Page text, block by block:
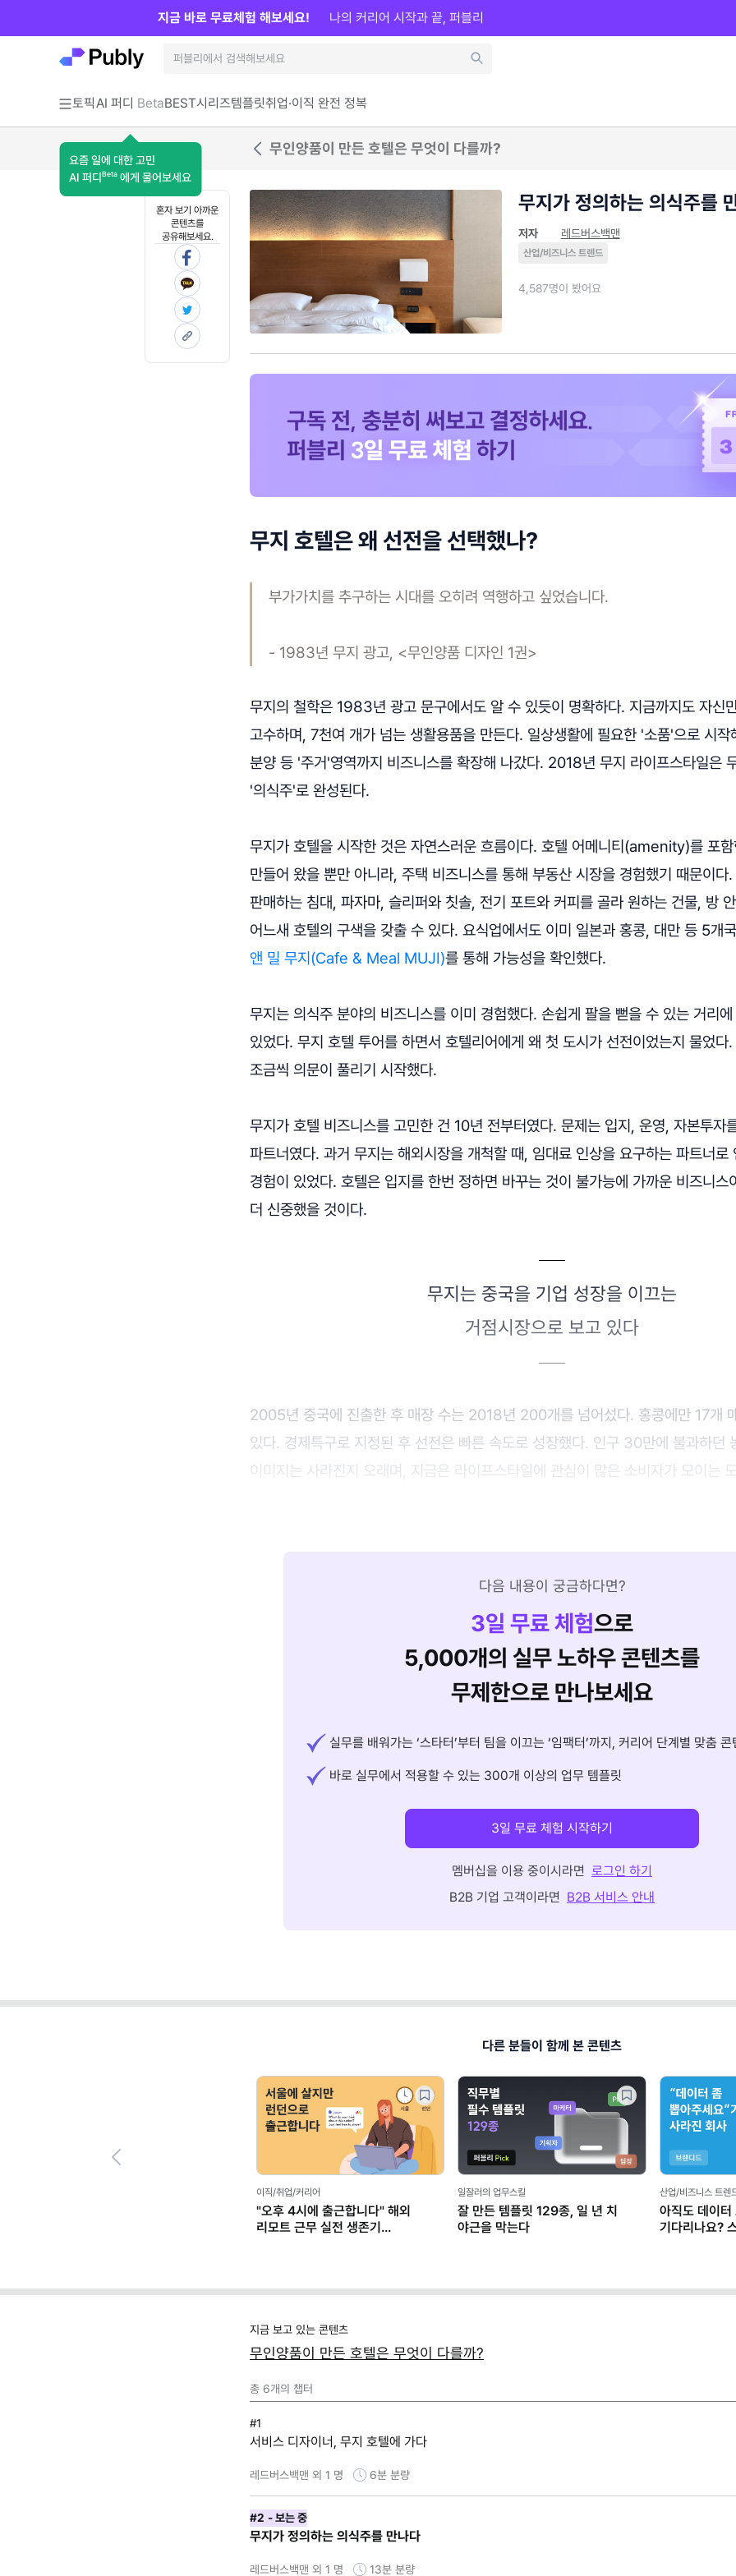
토픽AI 퍼디 Beta
요즘 일에 대한 고민
AI 퍼디 Beta 에게 물어보세요
BEST시리즈템플릿취업·이직 완전 정복
지금 바로 무료체험 해보세요! 나의 커리어 시작과 끝, 퍼블리
무인양품이 만든 호텔은 무엇이 다를까?
혼자 보기 아까운
콘텐츠를
공유해보세요.
무지가 정의하는 의식주를
저자 레드버스백맨
산업/비즈니스 트렌드
4,587명이 봤어요
무지 호텔은 왜 선전을 선택했나?
부가가치를 추구하는 시대를 오히려 역행하고 싶었습니다.
- 1983년 무지 광고, <무인양품 디자인 1권>
무지의 철학은 1983년 광고 문구에서도 알 수 있듯이 명확하다. 지금까지도 자신
고수하며, 7천여 개가 넘는 생활용품을 만든다. 일상생활에 필요한 '소품'으로 시작
분양 등 '주거'영역까지 비즈니스를 확장해 나갔다. 2018년 무지 라이프스타일은
'의식주'로 완성된다.
무지가 호텔을 시작한 것은 자연스러운 흐름이다. 호텔 어메니티(amenity)를 포
만들어 왔을 뿐만 아니라, 주택 비즈니스를 통해 부동산 시장을 경험했기 때문이다.
판매하는 침대, 파자마, 슬리퍼와 칫솔, 전기 포트와 커피를 골라 원하는 건물, 방
어느새 호텔의 구색을 갖출 수 있다. 요식업에서도 이미 일본과 홍콩, 대만 등 5개
앤 밀 무지(Cafe & Meal MUJI)를 통해 가능성을 확인했다.
무지는 의식주 분야의 비즈니스를 이미 경험했다. 손쉽게 팔을 뻗을 수 있는 거리
있었다. 무지 호텔 투어를 하면서 호텔리어에게 왜 첫 도시가 선전이었는지 물었다
조금씩 의문이 풀리기 시작했다.
무지가 호텔 비즈니스를 고민한 건 10년 전부터였다. 문제는 입지, 운영, 자본투자
파트너였다. 과거 무지는 해외시장을 개척할 때, 임대료 인상을 요구하는 파트너로
경험이 있었다. 호텔은 입지를 한번 정하면 바꾸는 것이 불가능에 가까운 비즈니스
더 신중했을 것이다.
무지는 중국을 기업 성장을 이끄는
거점시장으로 보고 있다
2005년 중국에 진출한 후 매장 수는 2018년 200개를 넘어섰다. 홍콩에만 17개
있다. 경제특구로 지정된 후 선전은 빠른 속도로 성장했다. 인구 30만에 불과하던
이미지는 사라진지 오래며, 지금은 라이프스타일에 관심이 많은 소비자가 모이는 도
다음 내용이 궁금하다면?
3일 무료 체험으로
5,000개의 실무 노하우 콘텐츠를
무제한으로 만나보세요
실무를 배워가는 ‘스타터’부터 팀을 이끄는 ‘임팩터’까지, 커리어 단계별 맞춤 콘
바로 실무에서 적용할 수 있는 300개 이상의 업무 템플릿
3일 무료 체험 시작하기
멤버십을 이용 중이시라면 로그인 하기
B2B 기업 고객이라면 B2B 서비스 안내
다른 분들이 함께 본 콘텐츠
이직/취업/커리어
"오후 4시에 출근합니다" 해외
리모트 근무 실전 생존기
일잘러의 업무스킬
잘 만든 템플릿 129종, 일 년 치
야근을 막는다
산업/비즈니스 트렌
아직도 데이터
기다리나요?
지금 보고 있는 콘텐츠
무인양품이 만든 호텔은 무엇이 다를까?
총 6개의 챕터
#1
서비스 디자이너, 무지 호텔에 가다
레드버스백맨 외 1 명 6분 분량
#2 - 보는 중
무지가 정의하는 의식주를 만나다
레드버스백맨 외 1 명 13분 분량